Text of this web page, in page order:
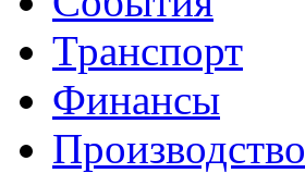
Транспорт
Финансы
Производство